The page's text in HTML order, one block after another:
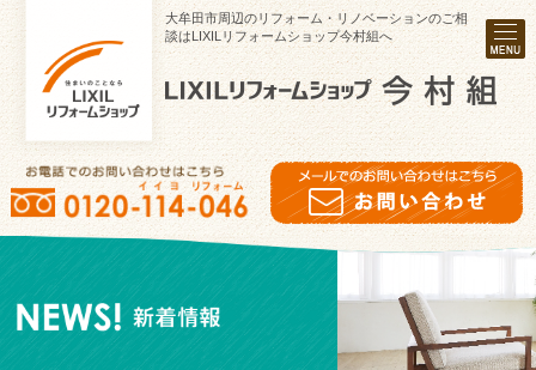
大牟田市周辺のリフォーム・リノベーションのご相
談はLIXILリフォームショップ今村組へ